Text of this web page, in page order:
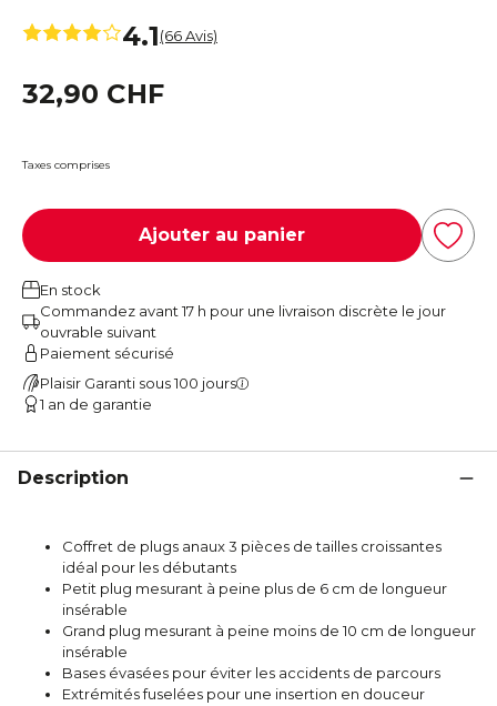
4.1(66 Avis)
32,90 CHF
Taxes comprises
Ajouter au panier
En stock
Commandez avant 17 h pour une livraison discrète le jour
ouvrable suivant
Paiement sécurisé
Plaisir Garanti sous 100 jours
1 an de garantie
Description
Coffret de plugs anaux 3 pièces de tailles croissantes
idéal pour les débutants
Petit plug mesurant à peine plus de 6 cm de longueur
insérable
Grand plug mesurant à peine moins de 10 cm de longueur
insérable
Bases évasées pour éviter les accidents de parcours
Extrémités fuselées pour une insertion en douceur